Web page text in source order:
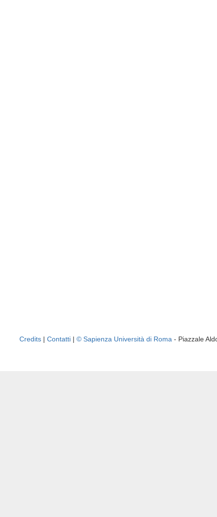
Credits | Contatti | © Sapienza Università di Roma - Piazzale